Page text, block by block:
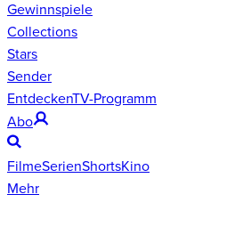
Gewinnspiele
Collections
Stars
Sender
EntdeckenTV-Programm
Abo
FilmeSerienShortsKino
Mehr